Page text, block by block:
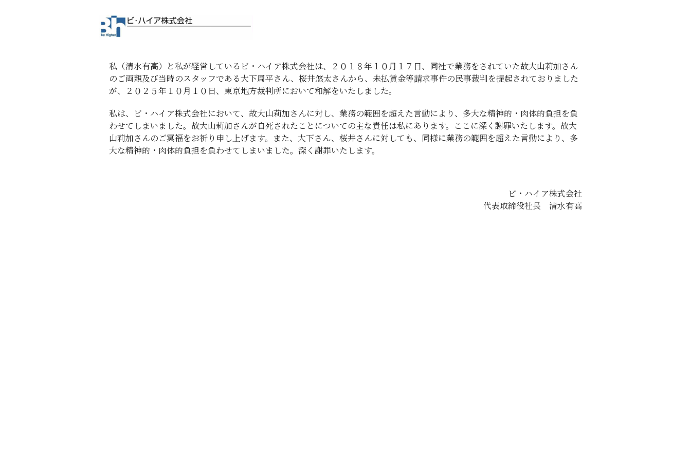
私（清水有高）と私が経営しているビ・ハイア株式会社は、２０１８年１０月１７日、同社で業務をされていた故大山莉加さん
のご両親及び当時のスタッフである大下周平さん、桜井悠太さんから、未払賃金等請求事件の民事裁判を提起されておりました
が、２０２５年１０月１０日、東京地方裁判所において和解をいたしました。
私は、ビ・ハイア株式会社において、故大山莉加さんに対し、業務の範囲を超えた言動により、多大な精神的・肉体的負担を負
わせてしまいました。故大山莉加さんが自死されたことについての主な責任は私にあります。ここに深く謝罪いたします。故大
山莉加さんのご冥福をお祈り申し上げます。また、大下さん、桜井さんに対しても、同様に業務の範囲を超えた言動により、多
大な精神的・肉体的負担を負わせてしまいました。深く謝罪いたします。
ビ・ハイア株式会社
代表取締役社長 清水有高